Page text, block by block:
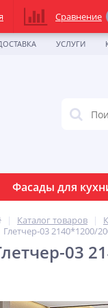
УСЛУГИ
Фасады для
Каталог товаров
Глетчер-03 2140*1200/
03
Сравнение